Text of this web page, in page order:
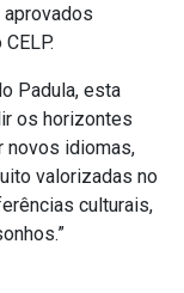
Padula, esta
os horizontes
novos idiomas,
valorizadas no
culturais,